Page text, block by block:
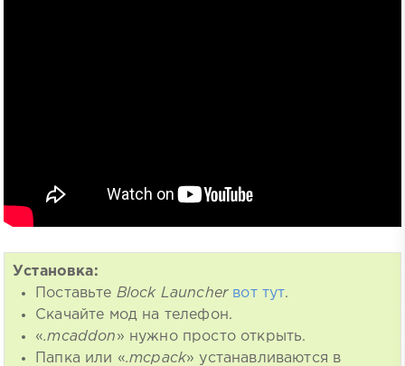
Установка:
Поставьте Block Launcher вот тут.
Скачайте мод на телефон.
«.mcaddon » нужно просто открыть.
Папка или «.mcpack» устанавливаются в